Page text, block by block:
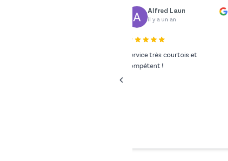
Yilmazer Yilmazer
il y a un an